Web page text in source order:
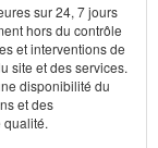
sur 24, 7 jours
hors du contrôle
et interventions de
site et des services.
disponibilité du
et des
qualité.